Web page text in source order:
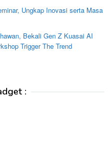
Ungkap Inovasi serta Masa
Bekali Gen Z Kuasai AI
Trigger The Trend
: